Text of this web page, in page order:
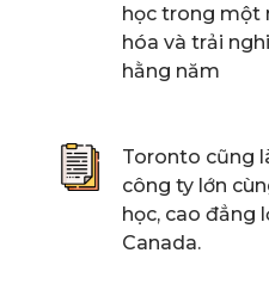
học trong một
hóa và trải
hằng năm
Toronto cũng
công ty lớn
học, cao đẳng
Canada.